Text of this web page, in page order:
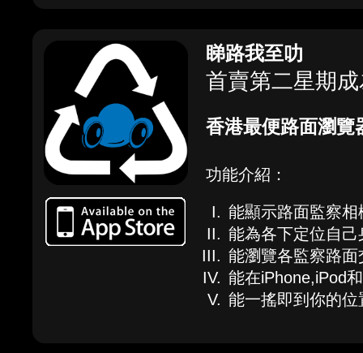
睇路我至叻
首賣第二星期
香港最便路面瀏
功能介紹：
能顯示路面監察相
能為各下定位自己
能瀏覽各監察路面
能在iPhone,iPod
能一搖即到你的位